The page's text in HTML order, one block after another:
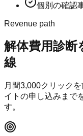
個別の確認
Revenue path
解体費用診断
線
月間3,000クリック
イトの申し込みまで
す。